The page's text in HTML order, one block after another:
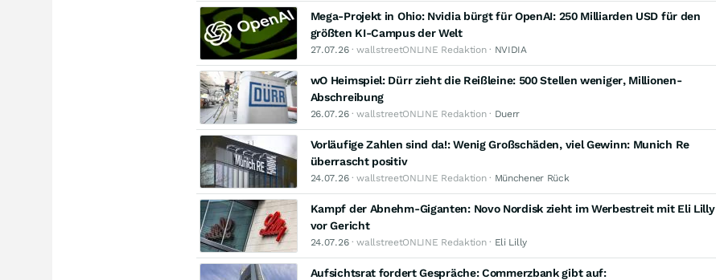
Mega-Projekt in Ohio: Nvidia bürgt für OpenAI: 250 Milliarden USD für den
größten KI-Campus der Welt
27.07.26· wallstreetONLINE Redaktion · NVIDIA
wO Heimspiel: Dürr zieht die Reißleine: 500 Stellen weniger, Millionen-
Abschreibung
26.07.26· wallstreetONLINE Redaktion · Duerr
Vorläufige Zahlen sind da!: Wenig Großschäden, viel Gewinn: Munich Re
überrascht positiv
24.07.26· wallstreetONLINE Redaktion · Münchener Rück
Kampf der Abnehm-Giganten: Novo Nordisk zieht im Werbestreit mit Eli Lilly
vor Gericht
24.07.26· wallstreetONLINE Redaktion · Eli Lilly
Aufsichtsrat fordert Gespräche: Commerzbank gibt auf: